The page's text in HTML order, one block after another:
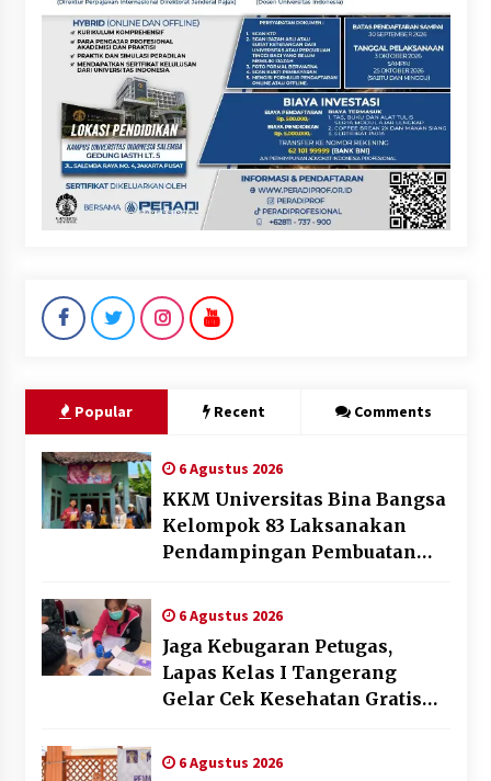
Popular Recent Comments
6 Agustus 2026
KKM Universitas Bina Bangsa
Kelompok 83 Laksanakan
Pendampingan Pembuatan
Memperkuat Pemasaran
UMKM di Desa Cempaka
6 Agustus 2026
Jaga Kebugaran Petugas,
Lapas Kelas I Tangerang
Gelar Cek Kesehatan Gratis
6 Agustus 2026